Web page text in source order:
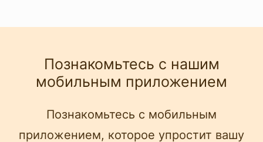
Познакомьтесь с нашим
мобильным приложением
Познакомьтесь с мобильным
приложением, которое упростит вашу